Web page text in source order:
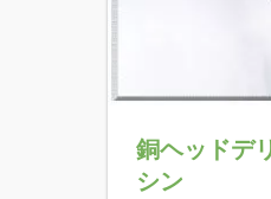
銅ヘッドデ
シン